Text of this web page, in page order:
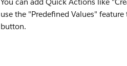
use the "Predefined Values"
button.